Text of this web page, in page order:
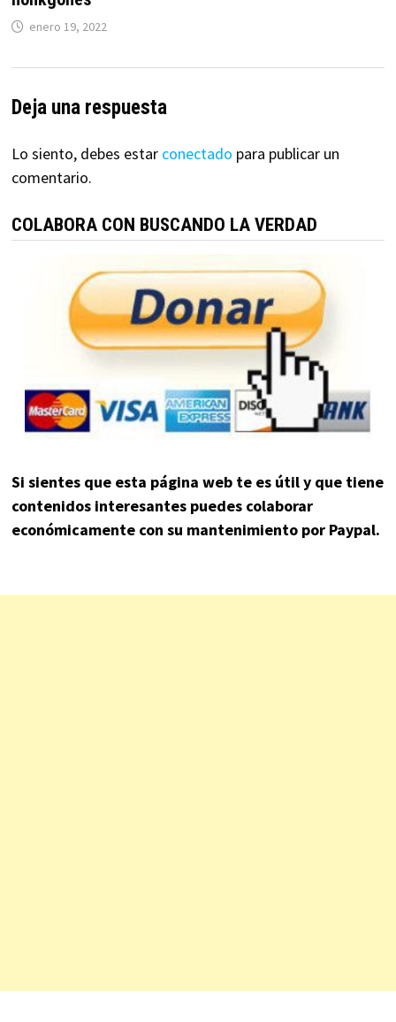
enero 19, 2022
Deja una respuesta
Lo siento, debes estar conectado para publicar un
comentario.
COLABORA CON BUSCANDO LA VERDAD
Si sientes que esta página web te es útil y que tiene
contenidos interesantes puedes colaborar
económicamente con su mantenimiento por Paypal.